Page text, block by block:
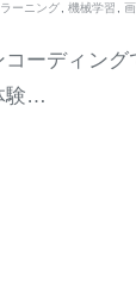
ーニング, 機械学習 ,
ーディン
験…